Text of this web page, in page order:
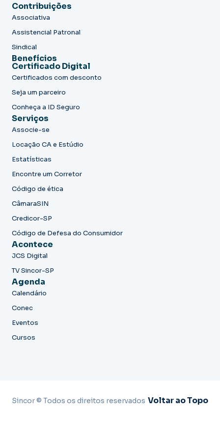
Contribuições
Associativa
Assistencial Patronal
Sindical
Benefícios
Certificado Digital
Certificados com desconto
Seja um parceiro
Conheça a ID Seguro
Serviços
Associe-se
Locação CA e Estúdio
Estatísticas
Encontre um Corretor
Código de ética
CâmaraSIN
Credicor-SP
Código de Defesa do Consumidor
Acontece
JCS Digital
TV Sincor-SP
Agenda
Calendário
Conec
Eventos
Cursos
Sincor © Todos os direitos reservados Voltar ao Topo